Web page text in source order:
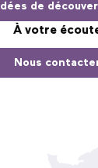
Idées de
À votre
Nous